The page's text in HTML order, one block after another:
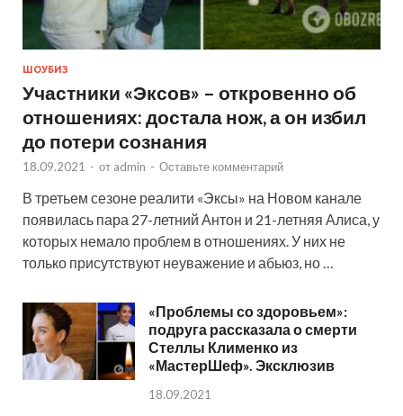
ШОУБИЗ
Участники «Эксов» – откровенно об
отношениях: достала нож, а он избил
до потери сознания
18.09.2021 - от admin - Оставьте комментарий
В третьем сезоне реалити «Эксы» на Новом канале
появилась пара 27-летний Антон и 21-летняя Алиса, у
которых немало проблем в отношениях. У них не
только присутствуют неуважение и абьюз, но …
«Проблемы со здоровьем»:
подруга рассказала о смерти
Стеллы Клименко из
«МастерШеф». Эксклюзив
18.09.2021